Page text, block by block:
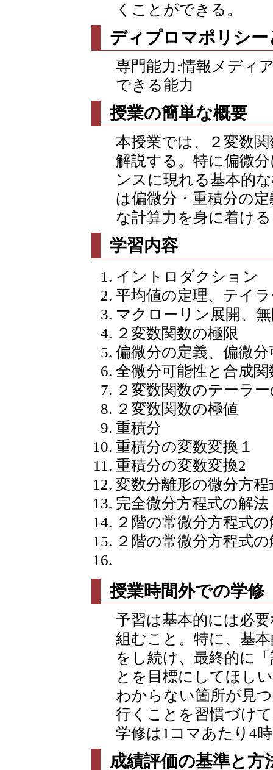
くことができる。
ディプロマポリシー
専門能力:情報メディ
できる能力
授業の簡単な概要
本授業では、２変数
解説する。特に偏微
ンスに現れる基本的
は偏微分・重積分の
な計算力を身に着け
学習内容
イントロダクション
平均値の定理、テイ
マクローリン展開、
２変数関数の極限
偏微分の定義、偏微
全微分可能性と合成
２変数関数のテーラ
２変数関数の極値
重積分
重積分の変数変換１
重積分の変数変換2
変数分離形の微分方
完全微分方程式の解法
２階の常微分方程式
２階の常微分方程式
授業時間外での学修
予習は基本的には必
組むこと。特に、基
をし続け、最終的に
とを目標にしてほし
わからない箇所が見
行くことを習慣づけ
学修は1コマあたり4
成績評価の基準と方